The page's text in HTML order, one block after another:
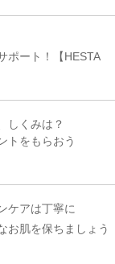
ポート！【HESTA
しくみは？
トをもらおう
ケアは丁寧に
お肌を保ちましょう